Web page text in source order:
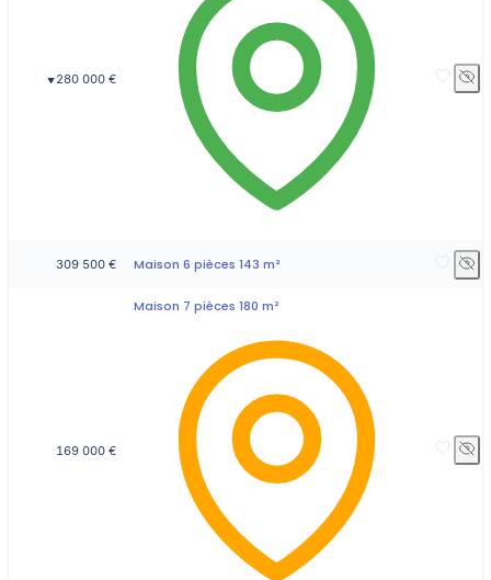
▼ 280 000 €
309 500 € Maison 6 pièces 143 m²
169 000 €
Maison 7 pièces 180 m²